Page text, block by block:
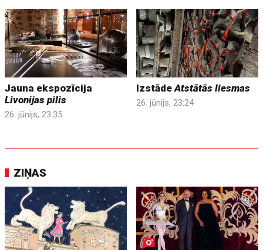
Jauna ekspozīcija
Livonijas pilis
26. jūnijs, 23:35
IzstādeAtstātās liesmas
26. jūnijs, 23:24
ZIŅAS